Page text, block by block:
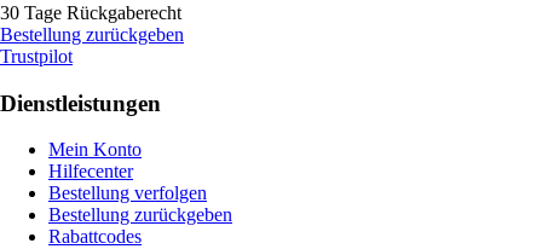
30 Tage Rückgaberecht
Bestellung zurückgeben
Trustpilot
Dienstleistungen
Mein Konto
Hilfecenter
Bestellung verfolgen
Bestellung zurückgeben
Rabattcodes